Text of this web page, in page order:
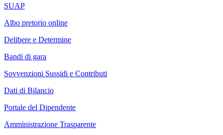
SUAP
Albo pretorio online
Delibere e Determine
Bandi di gara
Sovvenzioni Sussidi e Contributi
Dati di Bilancio
Portale del Dipendente
Amministrazione Trasparente